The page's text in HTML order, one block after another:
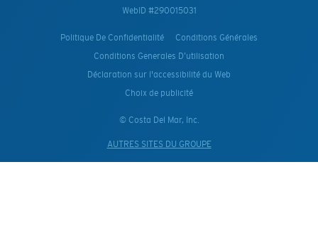
WebID #290015031
Politique De Confidentialité
Conditions Générales
Conditions Generales D’utilisation
Déclaration sur l'accessibilité du Web
Choix de publicité
© Costa Del Mar, Inc.
AUTRES SITES DU GROUPE